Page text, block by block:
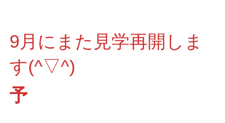
9月にまた見学再開しま
す(^▽^)
予